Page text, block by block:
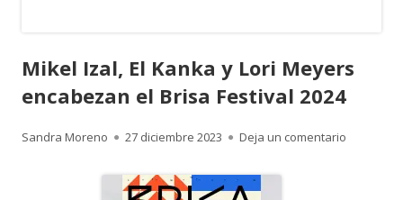
Mikel Izal, El Kanka y Lori Meyers
encabezan el Brisa Festival 2024
Autor
Sandra Moreno
Publicado
27 diciembre 2023 Deja un comentario